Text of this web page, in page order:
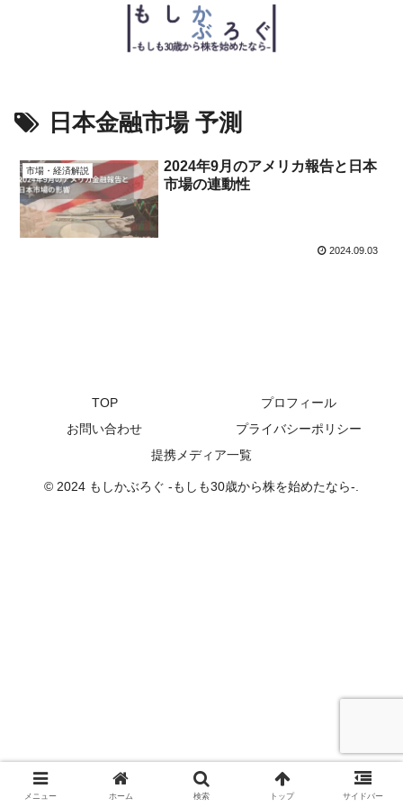
日本金融市場 予測
市場・経済解説
2024年9月のアメリカ報告と日本
市場の連動性
2024.09.03
TOP
プロフィール
お問い合わせ
プライバシーポリシー
提携メディア一覧
© 2024 もしかぶろぐ -もしも30歳から株を始めたなら-.
メニュー ホーム 検索 トップ サイドバー